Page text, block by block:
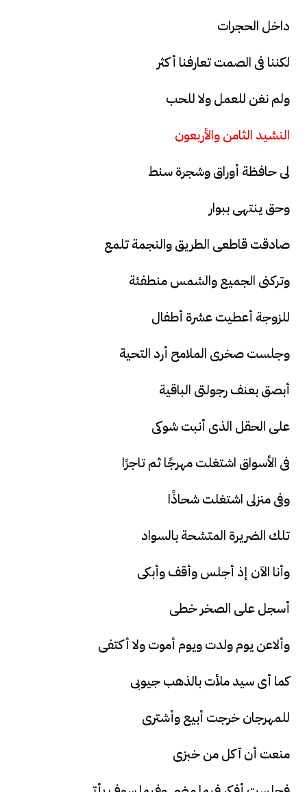
داخل الحجرات
لكننا فى الصمت تعارفنا أكثر
ولم نغن للعمل ولا للحب
النشيد الثامن والأربعون
لى حافظة أوراق وشجرة سنط
وحق ينتهى ببوار
صادقت قاطعى الطريق والنجمة تلمع
وتركنى الجميع والشمس منطفئة
للزوجة أعطيت عشرة أطفال
وجلست صخرى الملامح أرد التحية
أبصق بعنف رجولتى الباقية
على الحقل الذى أنبت شوكى
فى الأسواق اشتغلت مهرجًا ثم تاجرًا
وفى منزلى اشتغلت شحاذًا
تلك الضريرة المتشحة بالسواد
وأنا الآن إذ أجلس وأقف وأبكى
أسجل على الصخر خطى
وألاعن يوم ولدت ويوم أموت ولا أكتفى
كما أى سيد ملأت بالذهب جيوبى
للمهرجان خرجت أبيع وأشترى
منعت أن آكل من خبزى